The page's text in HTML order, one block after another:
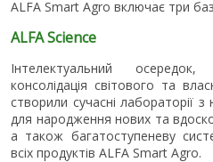
ALFA Smart Agro включає три
ALFA Science
Інтелектуальний
консолідація світового та
створили сучасні лабораторії
для народження нових та
а також багатоступеневу
всіх продуктів ALFA Smart Agro.